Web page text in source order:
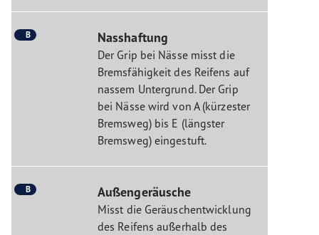
B Nasshaftung
Der Grip bei Nässe misst die
Bremsfähigkeit des Reifens auf
nassem Untergrund. Der Grip
bei Nässe wird von A (kürzester
Bremsweg) bis E (längster
Bremsweg) eingestuft.
B Außengeräusche
Misst die Geräuschentwicklung
des Reifens außerhalb des